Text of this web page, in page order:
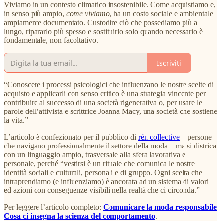
Viviamo in un contesto climatico insostenibile. Come acquistiamo e,
in senso più ampio, come viviamo, ha un costo sociale e ambientale
ampiamente documentato. Custodire ciò che possediamo più a
lungo, ripararlo più spesso e sostituirlo solo quando necessario è
fondamentale, non facoltativo.
Iscriviti
“Conoscere i processi psicologici che influenzano le nostre scelte di
acquisto e applicarli con senso critico è una strategia vincente per
contribuire al successo di una società rigenerativa o, per usare le
parole dell’attivista e scrittrice Joanna Macy, una società che sostiene
la vita.”
L’articolo è confezionato per il pubblico di rén collective—persone
che navigano professionalmente il settore della moda—ma si districa
con un linguaggio ampio, trasversale alla sfera lavorativa e
personale, perché “vestirsi è un rituale che comunica le nostre
identità sociali e culturali, personali e di gruppo. Ogni scelta che
intraprendiamo (e influenziamo) è ancorata ad un sistema di valori
ed azioni con conseguenze visibili nella realtà che ci circonda.”
Per leggere l’articolo completo: Comunicare la moda responsabile
Cosa ci insegna la scienza del comportamento.